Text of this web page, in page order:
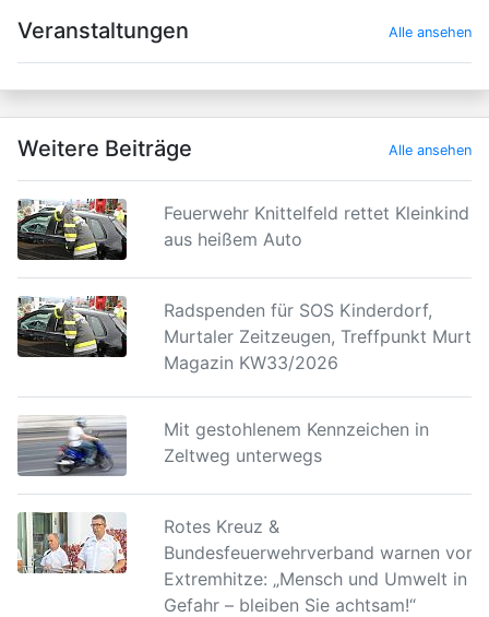
×
Veranstaltungen Alle ansehen
Weitere Beiträge Alle ansehen
Feuerwehr Knittelfeld rettet Kleinkind
aus heißem Auto
Radspenden für SOS Kinderdorf,
Murtaler Zeitzeugen, Treffpunkt Murtal
Magazin KW33/2026
Mit gestohlenem Kennzeichen in
Zeltweg unterwegs
Rotes Kreuz &
Bundesfeuerwehrverband warnen vor
Extremhitze: „Mensch und Umwelt in
Gefahr – bleiben Sie achtsam!“